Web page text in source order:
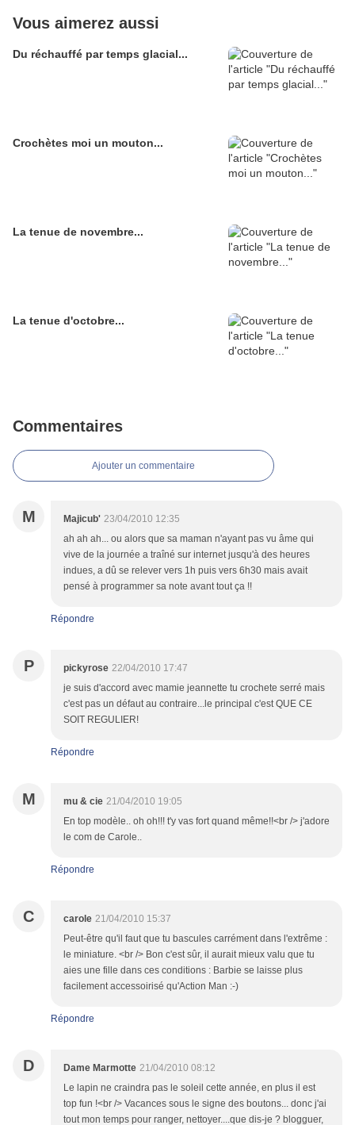
Vous aimerez aussi
Du réchauffé par temps glacial...
Crochètes moi un mouton...
La tenue de novembre...
La tenue d'octobre...
Commentaires
Ajouter un commentaire
M Majicub' 23/04/2010 12:35
ah ah ah... ou alors que sa maman n'ayant pas vu âme qui
vive de la journée a traîné sur internet jusqu'à des heures
indues, a dû se relever vers 1h puis vers 6h30 mais avait
pensé à programmer sa note avant tout ça !!
Répondre
P pickyrose 22/04/2010 17:47
je suis d'accord avec mamie jeannette tu crochete serré mais
c'est pas un défaut au contraire...le principal c'est QUE CE
SOIT REGULIER!
Répondre
M mu & cie 21/04/2010 19:05
En top modèle.. oh oh!!! t'y vas fort quand même!!<br /> j'adore
le com de Carole..
Répondre
C carole 21/04/2010 15:37
Peut-être qu'il faut que tu bascules carrément dans l'extrême :
le miniature. <br /> Bon c'est sûr, il aurait mieux valu que tu
aies une fille dans ces conditions : Barbie se laisse plus
facilement accessoirisé qu'Action Man :-)
Répondre
D Dame Marmotte 21/04/2010 08:12
Le lapin ne craindra pas le soleil cette année, en plus il est
top fun !<br /> Vacances sous le signe des boutons... donc j'ai
tout mon temps pour ranger, nettoyer....que dis-je ? blogguer,